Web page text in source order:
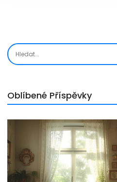
Oblíbené Příspěvky